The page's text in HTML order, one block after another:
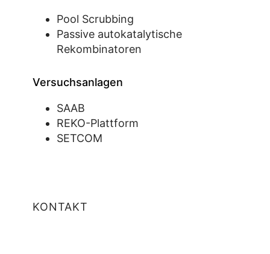
Pool Scrubbing
Passive autokatalytische
Rekombinatoren
Versuchsanlagen
SAAB
REKO-Plattform
SETCOM
KONTAKT